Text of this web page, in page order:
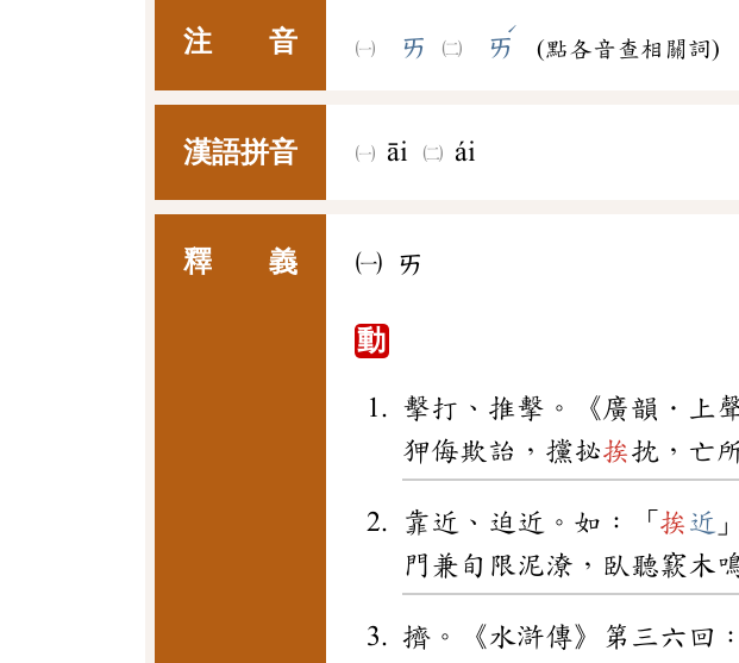
注 音 ㄞ ㄞ
ˊ
(點各音查相關詞)
漢語拼音 āi ái
釋 義 ㈠ ㄞ
動
擊打、推擊。《廣韻．上
狎侮欺詒，攩㧙挨抌，亡
靠近、迫近。如：「 挨 近
門兼旬限泥潦，臥聽窾木
擠。《水滸傳》第三六回